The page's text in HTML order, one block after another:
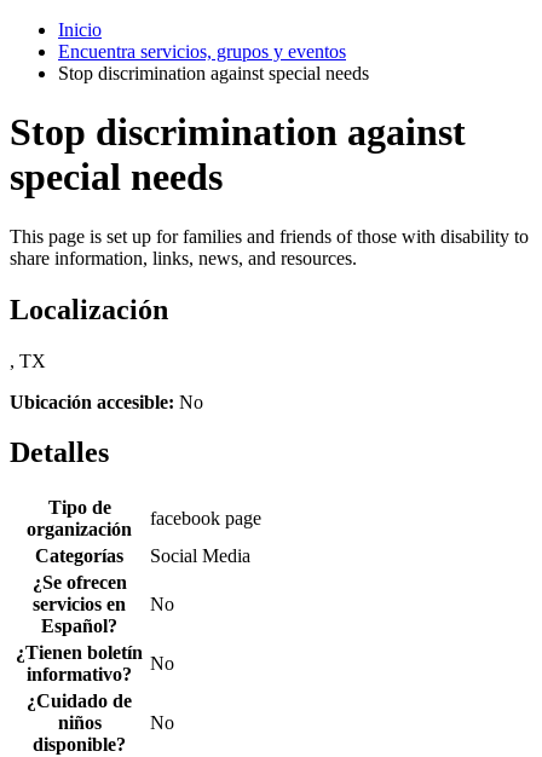
Inicio
Encuentra servicios, grupos y eventos
Stop discrimination against special needs
Stop discrimination against
special needs
This page is set up for families and friends of those with disability to
share information, links, news, and resources.
Localización
, TX
Ubicación accesible: No
Detalles
Tipo de
organización
facebook page
Categorías
Social Media
¿Se ofrecen
servicios en
Español?
No
¿Tienen boletín
informativo?
No
¿Cuidado de
niños
disponible?
No